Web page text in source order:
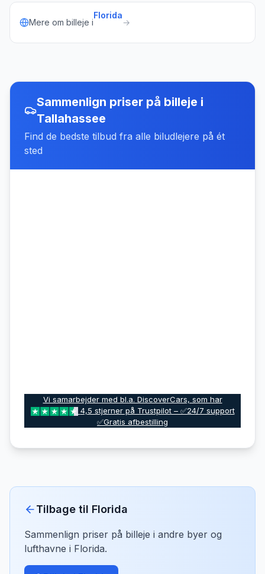
Mere om billeje i
Florida
→
Sammenlign priser på billeje i
Tallahassee
Find de bedste tilbud fra alle biludlejere på ét
sted
Vi samarbejder med bl.a. DiscoverCars, som har
4,5 stjerner på Trustpilot – ✅24/7 support
✅Gratis afbestilling
Tilbage til Florida
Sammenlign priser på billeje i andre byer og
lufthavne i Florida.